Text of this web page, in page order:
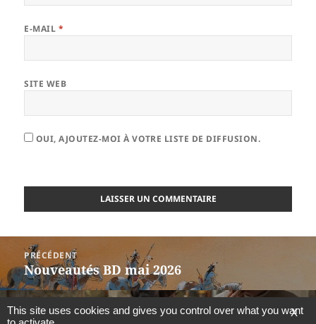
E-MAIL *
SITE WEB
OUI, AJOUTEZ-MOI À VOTRE LISTE DE DIFFUSION.
Navigation
l’article
PRÉCÉDENT
Article
précédent :
Nouveautés BD mai 2026
SUIVANT X
This site uses cookies and gives you control over what you want